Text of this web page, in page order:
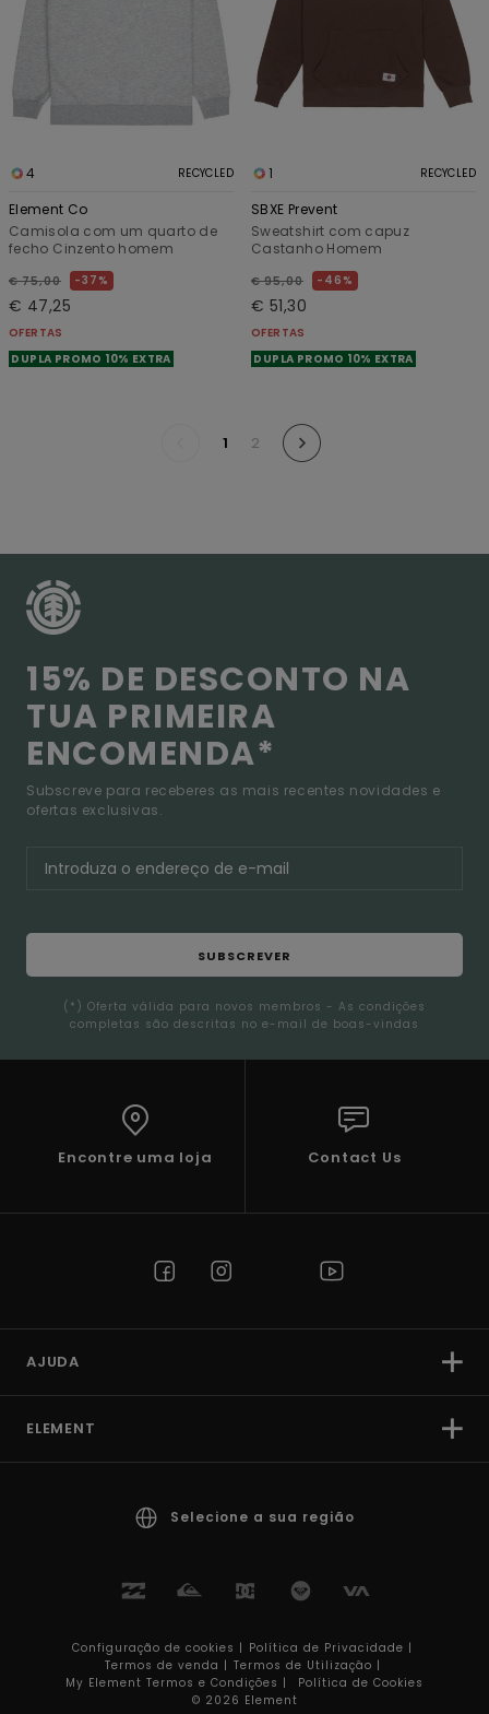
4 RECYCLED
Element Co
Camisola com um quarto de
fecho Cinzento homem
€ 75,00 37%
€ 47,25
OFERTAS
DUPLA PROMO 10% EXTRA
1 RECYCLED
SBXE Prevent
Sweatshirt com capuz
Castanho Homem
€ 95,00 46%
€ 51,30
OFERTAS
DUPLA PROMO 10% EXTRA
1 2
15% DE DESCONTO NA
TUA PRIMEIRA
ENCOMENDA*
Subscreve para receberes as mais recentes novidades e
ofertas exclusivas.
SUBSCREVER
(*) Oferta válida para novos membros - As condições
completas são descritas no e-mail de boas-vindas
Encontre uma loja Contact Us
AJUDA
ELEMENT
Selecione a sua região
Configuração de cookies | Política de Privacidade |
Termos de venda | Termos de Utilizaçâo |
My Element Termos e Condições |
Política de Cookies
© 2026 Element